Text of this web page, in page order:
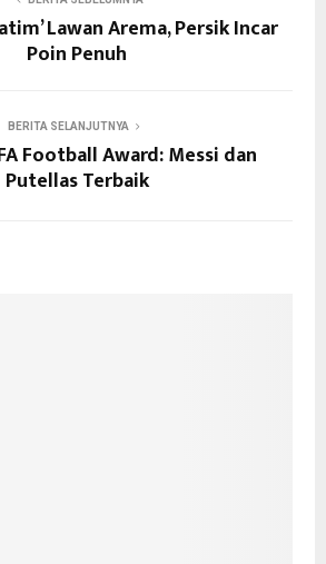
Lawan Arema, Persik Incar
Poin Penuh
BERITA SELANJUTNYA
Football Award: Messi dan
Putellas Terbaik